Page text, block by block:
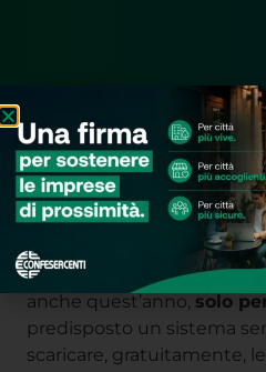
Cari soci,
anche quest’anno, solo
predisposto un sistema
scaricare, gratuitamente,